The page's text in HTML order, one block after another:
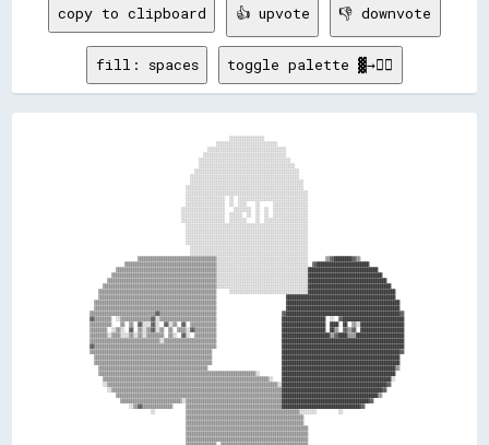
copy to clipboard 👍 upvote 👎 downvote
fill: spaces toggle palette ▓→✊🏽